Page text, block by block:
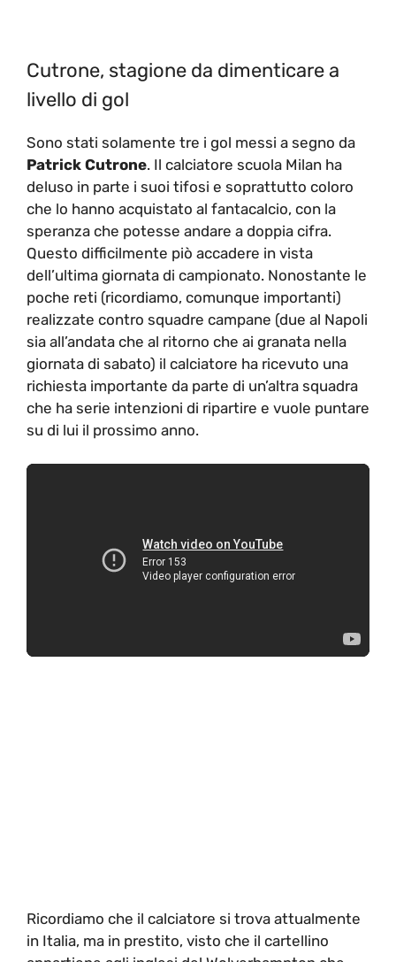
Cutrone, stagione da dimenticare a
livello di gol
Sono stati solamente tre i gol messi a segno da
Patrick Cutrone. Il calciatore scuola Milan ha
deluso in parte i suoi tifosi e soprattutto coloro
che lo hanno acquistato al fantacalcio, con la
speranza che potesse andare a doppia cifra.
Questo difficilmente piò accadere in vista
dell’ultima giornata di campionato. Nonostante le
poche reti (ricordiamo, comunque importanti)
realizzate contro squadre campane (due al Napoli
sia all’andata che al ritorno che ai granata nella
giornata di sabato) il calciatore ha ricevuto una
richiesta importante da parte di un’altra squadra
che ha serie intenzioni di ripartire e vuole puntare
su di lui il prossimo anno.
Ricordiamo che il calciatore si trova attualmente
in Italia, ma in prestito, visto che il cartellino